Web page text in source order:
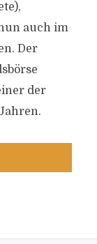
auch im
Der
der